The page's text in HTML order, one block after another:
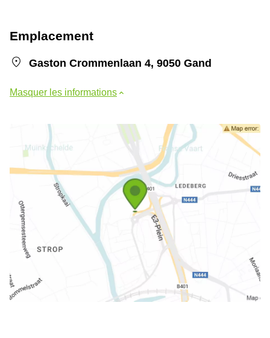
Emplacement
Gaston Crommenlaan 4, 9050 Gand
Masquer les informations